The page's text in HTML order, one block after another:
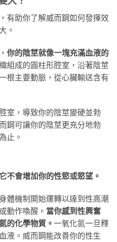
有助你了解威而鋼如何發揮效
。
你的陰莖就像一塊充滿血液的
組成的圓柱形腔室，沿著陰莖
根主要動脈，從心臟輸送含有
室，導致你的陰莖變硬並勃
鋼可讓你的陰莖更充分地勃
止。
不會增加你的性慾或慾望。
體機制開始運轉以達到性高潮
動作喚醒。 當你感到性興奮
的化學物質。 一氧化氮一旦釋
液。威而鋼能改善你的性生